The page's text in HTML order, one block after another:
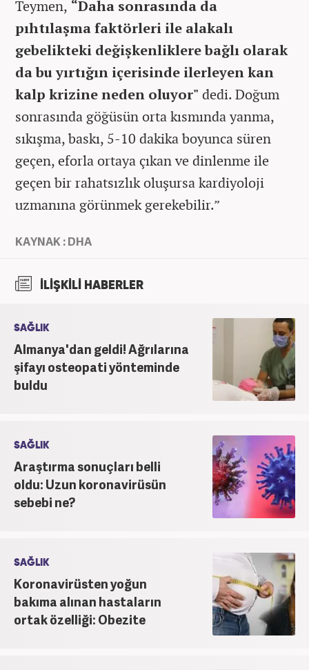
Teymen, “Daha sonrasında da
pıhtılaşma faktörleri ile alakalı
gebelikteki değişkenliklere bağlı olarak
da bu yırtığın içerisinde ilerleyen kan
kalp krizine neden oluyor" dedi. Doğum
sonrasında göğüsün orta kısmında yanma,
sıkışma, baskı, 5-10 dakika boyunca süren
geçen, eforla ortaya çıkan ve dinlenme ile
geçen bir rahatsızlık oluşursa kardiyoloji
uzmanına görünmek gerekebilir.”
KAYNAK : DHA
İLİŞKİLİ HABERLER
SAĞLIK
Almanya'dan geldi! Ağrılarına
şifayı osteopati yönteminde
buldu
SAĞLIK
Araştırma sonuçları belli
oldu: Uzun koronavirüsün
sebebi ne?
SAĞLIK
Koronavirüsten yoğun
bakıma alınan hastaların
ortak özelliği: Obezite